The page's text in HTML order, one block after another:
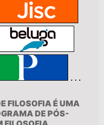
FILOSOFIA É UMA
DE PÓS-